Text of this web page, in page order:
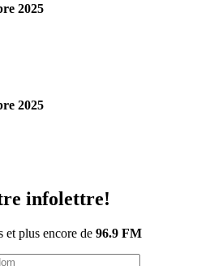
2025
2025
infolettre!
et plus encore de 96.9 FM